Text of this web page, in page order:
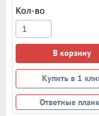
Кол-во
В корзину
Купить в 1
Ответные